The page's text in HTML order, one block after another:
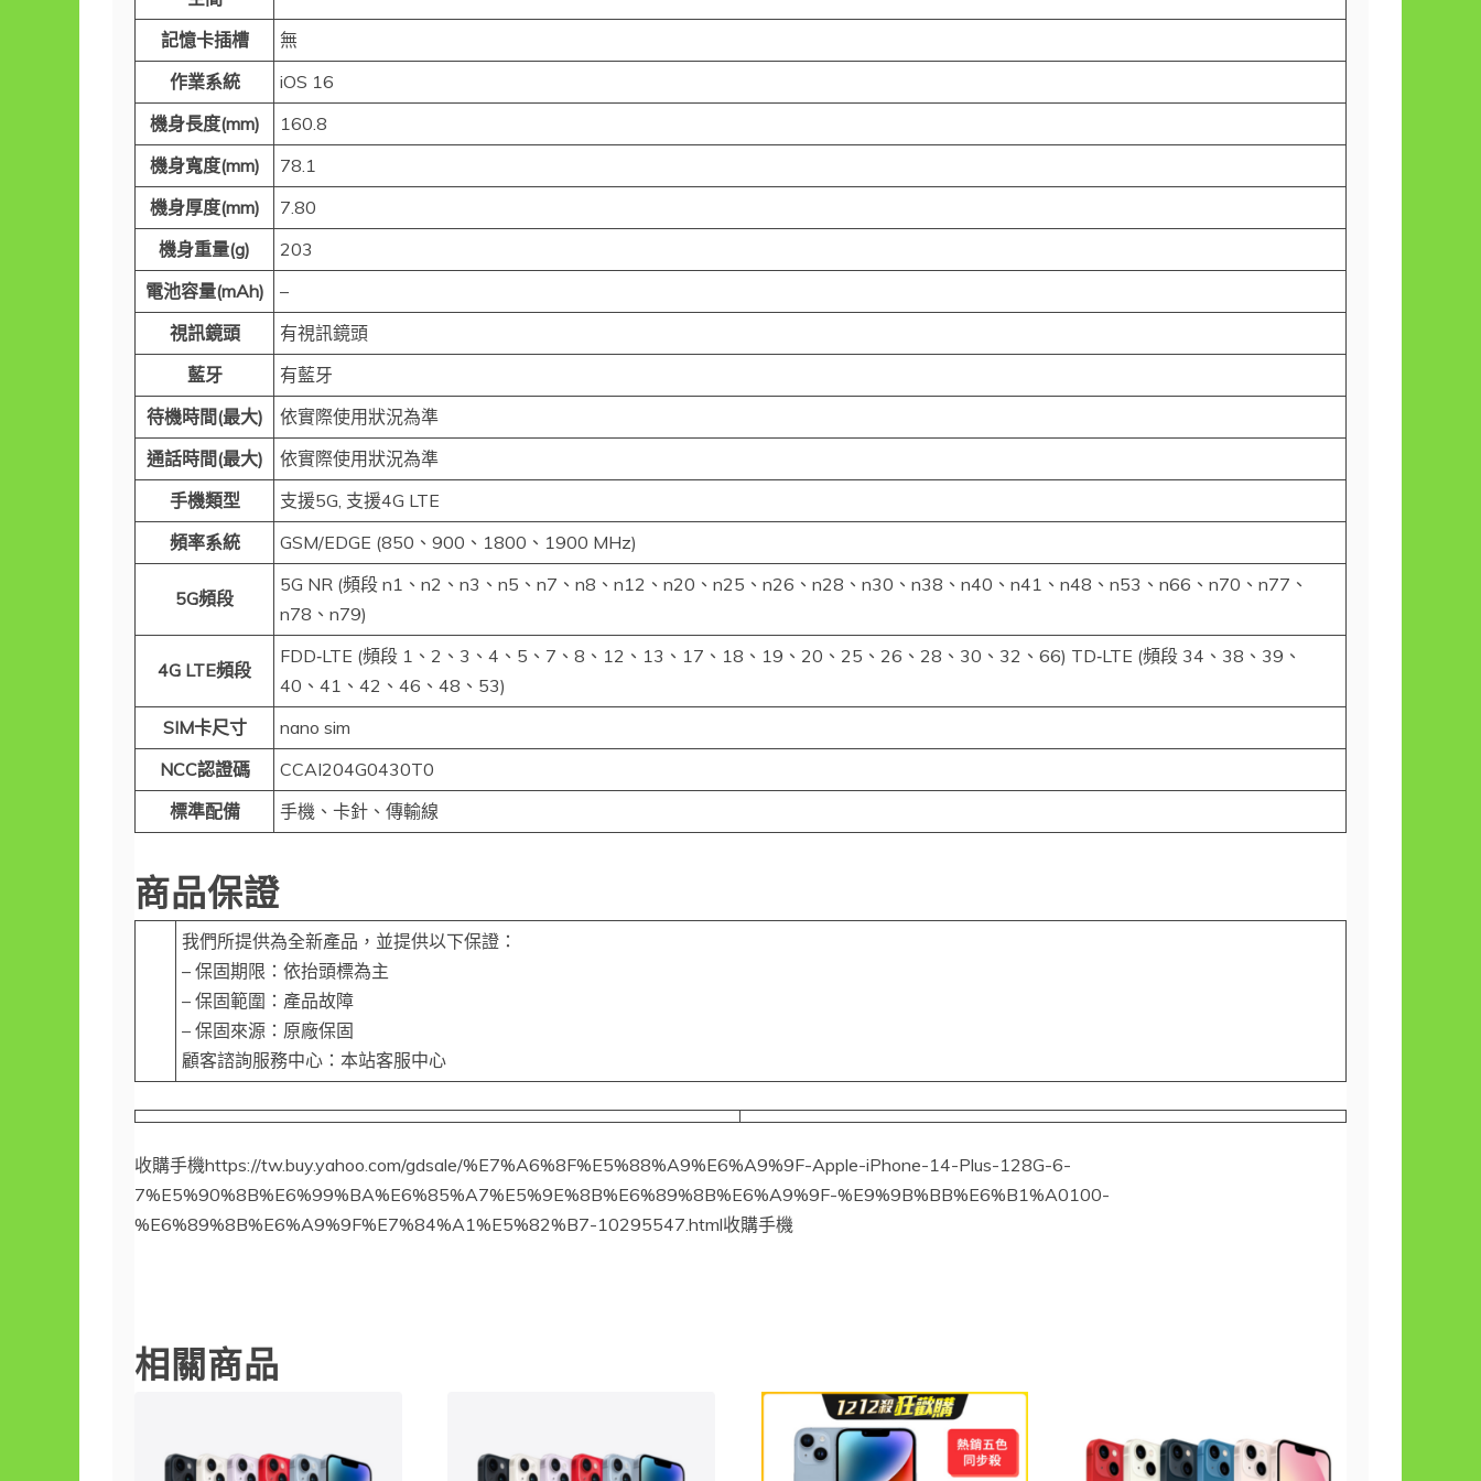
記憶卡插槽
無
作業系統
iOS 16
機身長度(mm)
160.8
機身寬度(mm)
78.1
機身厚度(mm)
7.80
機身重量(g)
203
電池容量(mAh)
–
視訊鏡頭
有視訊鏡頭
藍牙
有藍牙
待機時間(最大)
依實際使用狀況為準
通話時間(最大)
依實際使用狀況為準
手機類型
支援5G, 支援4G LTE
頻率系統
GSM/EDGE (850、900、1800、1900 MHz)
5G頻段
5G NR (頻段 n1、n2、n3、n5、n7、n8、n12、n20、n25、n26、n28、n30、n38、n40、n41、n48、n53、n66、n70、n77、
n78、n79)
4G LTE頻段
FDD‑LTE (頻段 1、2、3、4、5、7、8、12、13、17、18、19、20、25、26、28、30、32、66) TD‑LTE (頻段 34、38、39、
40、41、42、46、48、53)
SIM卡尺寸
nano sim
NCC認證碼
CCAI204G0430T0
標準配備
手機、卡針、傳輸線
商品保證
我們所提供為全新產品，並提供以下保證：
– 保固期限：依抬頭標為主
– 保固範圍：產品故障
– 保固來源：原廠保固
顧客諮詢服務中心：本站客服中心
收購手機https://tw.buy.yahoo.com/gdsale/%E7%A6%8F%E5%88%A9%E6%A9%9F-Apple-iPhone-14-Plus-128G-6-
7%E5%90%8B%E6%99%BA%E6%85%A7%E5%9E%8B%E6%89%8B%E6%A9%9F-%E9%9B%BB%E6%B1%A0100-
%E6%89%8B%E6%A9%9F%E7%84%A1%E5%82%B7-10295547.html收購手機
相關商品